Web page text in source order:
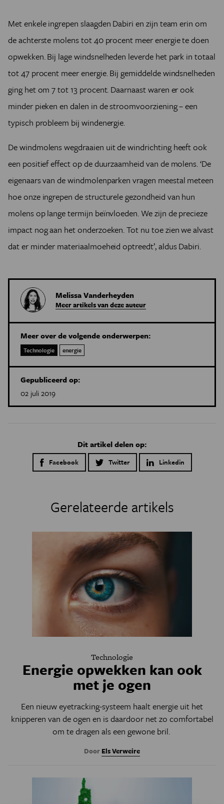
Met enkele ingrepen slaagden Dabiri en zijn team erin om
de achterste molens tot 40 procent meer energie te doen
opwekken. Bij lage windsnelheden leverde het park in totaal
tot 47 procent meer energie. Bij gemiddelde windsnelheden
ging het om 7 tot 13 procent. Daarnaast waren er ook
minder pieken en dalen in de stroomvoorziening – een
typisch probleem bij windenergie.
De windmolens wegdraaien uit de windrichting heeft ook
een positief effect op de duurzaamheid van de molens. ‘De
eigenaars van de windmolenparken vragen meestal meteen
hoe onze ingrepen de structurele gezondheid van hun
molens op lange termijn beïnvloeden. We zijn de precieze
impact nog aan het onderzoeken. Tot nu toe zien we alvast
dat er minder materiaalmoeheid optreedt’, aldus Dabiri.
Melissa Vanderheyden
Meer artikels van deze auteur
Meer over de volgende onderwerpen:
Technologie energie
Gepubliceerd op:
02 juli 2019
Dit artikel delen op:
Facebook Twitter Linkedin
Gerelateerde artikels
Technologie
Energie opwekken kan ook
met je ogen
Een nieuw eyetracking-systeem haalt energie uit het
knipperen van de ogen en is daardoor net zo comfortabel
om te dragen als een gewone bril.
Door Els Verweire